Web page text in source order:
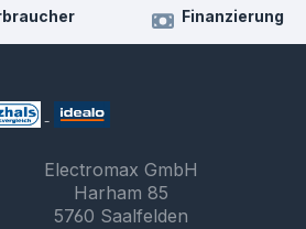
Finanzierung
Electromax GmbH
Harham 85
5760 Saalfelden